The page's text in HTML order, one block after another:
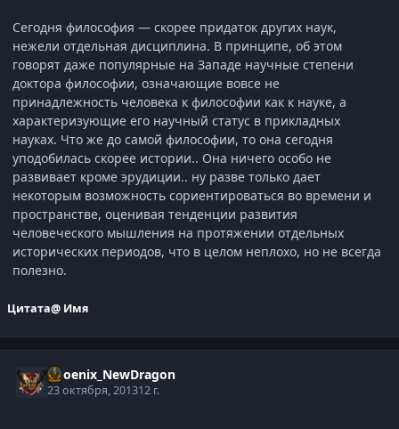
Сегодня философия — скорее придаток других наук,
нежели отдельная дисциплина. В принципе, об этом
говорят даже популярные на Западе научные степени
доктора философии, означающие вовсе не
принадлежность человека к философии как к науке, а
характеризующие его научный статус в прикладных
науках. Что же до самой философии, то она сегодня
уподобилась скорее истории.. Она ничего особо не
развивает кроме эрудиции.. ну разве только дает
некоторым возможность сориентироваться во времени и
пространстве, оценивая тенденции развития
человеческого мышления на протяжении отдельных
исторических периодов, что в целом неплохо, но не всегда
полезно.
Цитата@ Имя
Phoenix_NewDragon
23 октября, 201312 г.